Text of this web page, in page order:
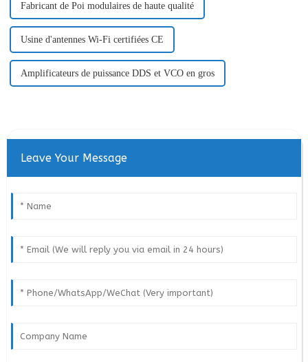
Fabricant de Poi modulaires de haute qualité
Usine d'antennes Wi-Fi certifiées CE
Amplificateurs de puissance DDS et VCO en gros
Leave Your Message